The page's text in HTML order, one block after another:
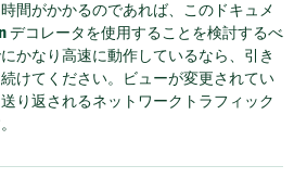
間がかかるのであれば、このドキュメ
デコレータを使用することを検討するべ
かなり高速に動作しているなら、引き
けてください。ビューが変更されてい
り返されるネットワークトラフィック